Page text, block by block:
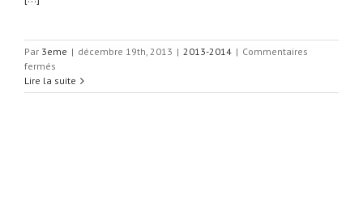
Par 3eme | décembre 19th, 2013 | 2013-2014 | Commentaires
fermés
3b
:
Lire la suite